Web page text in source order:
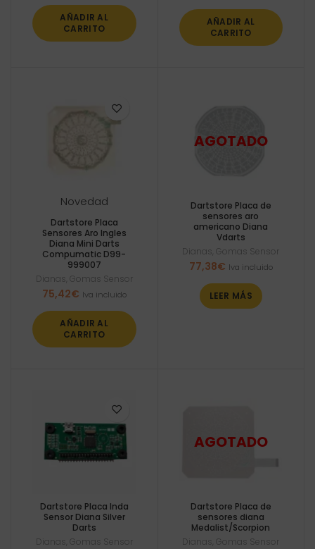
AÑADIR AL
CARRITO
AÑADIR AL
CARRITO
Novedad
Dartstore Placa
Sensores Aro Ingles
Diana Mini Darts
Compumatic D99-
999007
Dianas Gomas Sensor
75,42€ Iva incluido
AÑADIR AL
CARRITO
Dartstore Placa de
sensores aro
americano Diana
Vdarts
Dianas ,Gomas Sensor
77,38€ Iva incluido
LEER MÁS
Dartstore Placa Inda
Sensor Diana Silver
Darts
Dianas Gomas Sensor
Dartstore Placa de
sensores diana
Medalist/Scorpion
Dianas ,Gomas Sensor